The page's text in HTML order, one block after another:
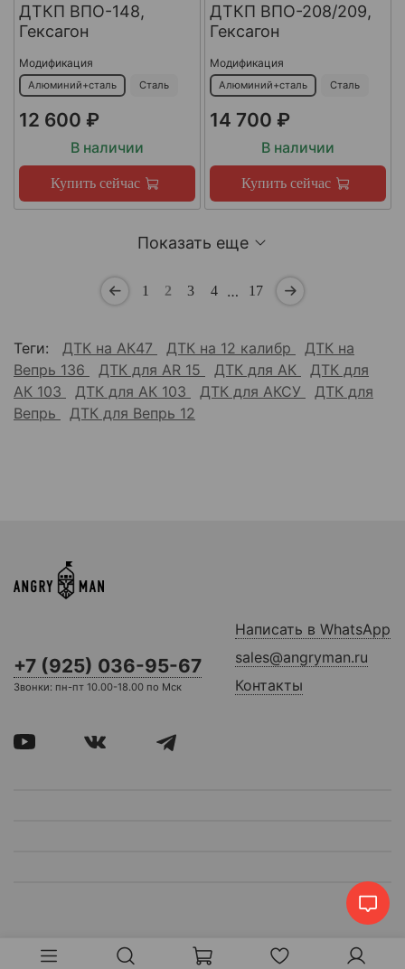
ДТКП ВПО-148,
Гексагон
Модификация
Алюминий+сталь Сталь
12 600 ₽
В наличии
Купить сейчас
ДТКП ВПО-208/209,
Гексагон
Модификация
Алюминий+сталь Сталь
14 700 ₽
В наличии
Купить сейчас
Показать еще
1 2 3 4 … 17
Теги: ДТК на АК47 ДТК на 12 калибр
ДТК на
Вепрь 136
ДТК для AR 15 ДТК для АК
ДТК для
АК 103
ДТК для АК 103 ДТК для АКСУ
ДТК для
Вепрь
ДТК для Вепрь 12
+7 (925) 036-95-67
Звонки: пн-пт 10.00-18.00 по Мск
Написать в WhatsApp
sales@angryman.ru
Контакты